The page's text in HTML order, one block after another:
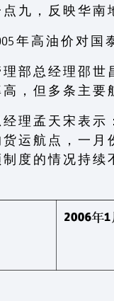
九 ， 反 映 华 南
年 高 油 价 对 国
部 总 经 理 邵 世
， 但 多 条 主 要
理 孟 天 宋 表 示
运 航 点 ， 一 月
度 的 情 况 持 续